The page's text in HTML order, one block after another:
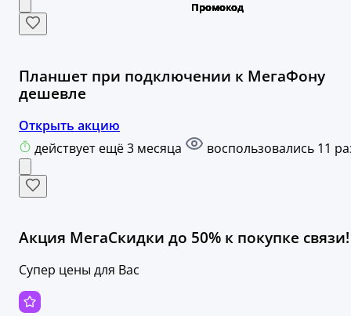
Планшет при подключении к МегаФону
дешевле
Открыть акцию
действует ещё 3 месяца
воспользовались 11
Акция МегаСкидки до 50% к покупке связи!
Супер цены для Вас